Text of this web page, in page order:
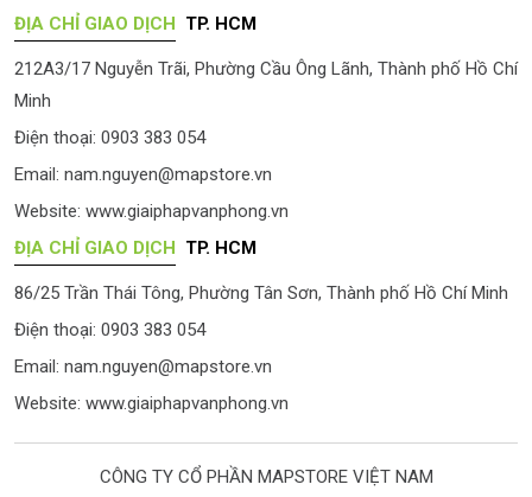
ĐỊA CHỈ GIAO DỊCH TP. HCM
212A3/17 Nguyễn Trãi, Phường Cầu Ông Lãnh, Thành phố Hồ Chí
Minh
Điện thoại: 0903 383 054
Email: nam.nguyen@mapstore.vn
Website: www.giaiphapvanphong.vn
ĐỊA CHỈ GIAO DỊCH TP. HCM
86/25 Trần Thái Tông, Phường Tân Sơn, Thành phố Hồ Chí Minh
Điện thoại: 0903 383 054
Email: nam.nguyen@mapstore.vn
Website: www.giaiphapvanphong.vn
CÔNG TY CỔ PHẦN MAPSTORE VIỆT NAM